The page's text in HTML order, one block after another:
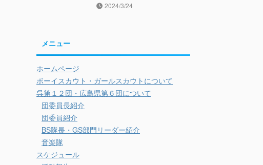
2024/3/24
メニュー
ホームページ
ボーイスカウト・ガールスカウトについて
呉第１２団・広島県第６団について
団委員長紹介
団委員紹介
BS隊長・GS部門リーダー紹介
音楽隊
スケジュール